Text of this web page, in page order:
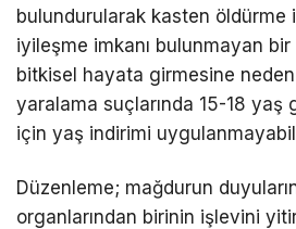
bulundurularak kasten öldürme
iyileşme imkanı bulunmayan
bitkisel hayata girmesine neden
yaralama suçlarında 15-18 yaş
için yaş indirimi
Düzenleme; mağdurun
organlarından birinin işlevini